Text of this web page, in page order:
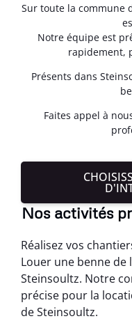
Sur toute la commune
Notre équipe est
rapidement,
Présents dans
Faites appel à
Nos activités
Réalisez vos
Louer une benne
Steinsoultz. Notre
précise pour la
de Steinsoultz.